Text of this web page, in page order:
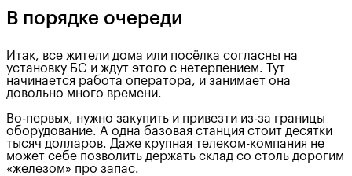
В порядке очереди
Итак, все жители дома или посёлка согласны на
установку БС и ждут этого с нетерпением. Тут
начинается работа оператора, и занимает она
довольно много времени.
Во-первых, нужно закупить и привезти из-за границы
оборудование. А одна базовая станция стоит десятки
тысяч долларов. Даже крупная телеком-компания не
может себе позволить держать склад со столь дорогим
«железом» про запас.